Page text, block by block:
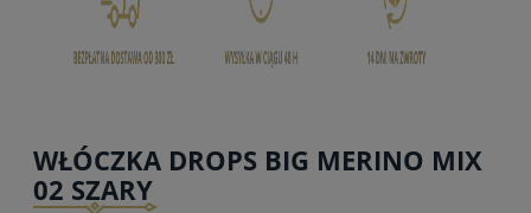
WŁÓCZKA DROPS BIG MERINO MIX
02 SZARY